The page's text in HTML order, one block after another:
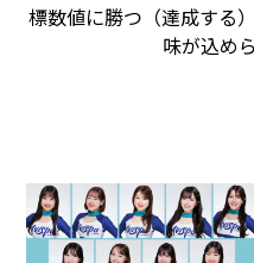
標数値に勝つ（達成する
味が込め